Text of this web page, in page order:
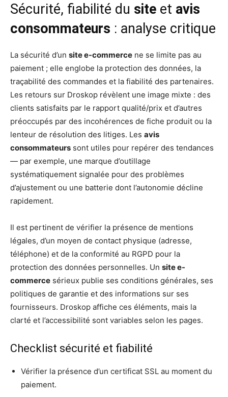
Sécurité, fiabilité du site et avis
consommateurs : analyse critique
La sécurité d’un site e-commerce ne se limite pas au
paiement ; elle englobe la protection des données, la
traçabilité des commandes et la fiabilité des partenaires.
Les retours sur Droskop révèlent une image mixte : des
clients satisfaits par le rapport qualité/prix et d’autres
préoccupés par des incohérences de fiche produit ou la
lenteur de résolution des litiges. Les avis
consommateurs sont utiles pour repérer des tendances
— par exemple, une marque d’outillage
systématiquement signalée pour des problèmes
d’ajustement ou une batterie dont l’autonomie décline
rapidement.
Il est pertinent de vérifier la présence de mentions
légales, d’un moyen de contact physique (adresse,
téléphone) et de la conformité au RGPD pour la
protection des données personnelles. Un site e-
commerce sérieux publie ses conditions générales, ses
politiques de garantie et des informations sur ses
fournisseurs. Droskop affiche ces éléments, mais la
clarté et l’accessibilité sont variables selon les pages.
Checklist sécurité et fiabilité
Vérifier la présence d’un certificat SSL au moment du
paiement.